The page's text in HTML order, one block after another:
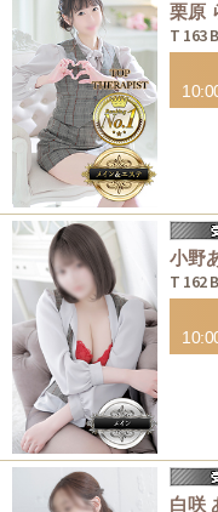
栗原
T 163
小野
T 162
白咲